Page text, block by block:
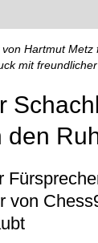
spielen: Mit
Hartmut
mit
den
von